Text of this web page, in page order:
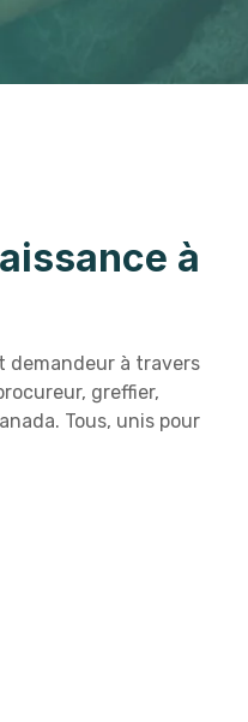
à
demandeur à travers
greffier,
Tous, unis pour